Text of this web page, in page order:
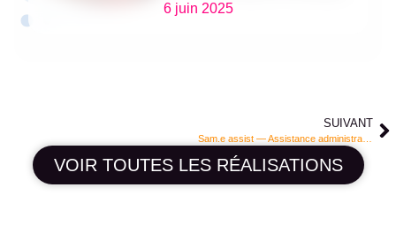
6 juin 2025
SUIVANT
VOIR TOUTES LES RÉALISATIONS